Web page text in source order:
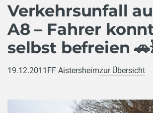
Verkehrsunfall
A8 – Fahrer
selbst befreien
19.12.2011 FF Aistersheimzur Übersicht